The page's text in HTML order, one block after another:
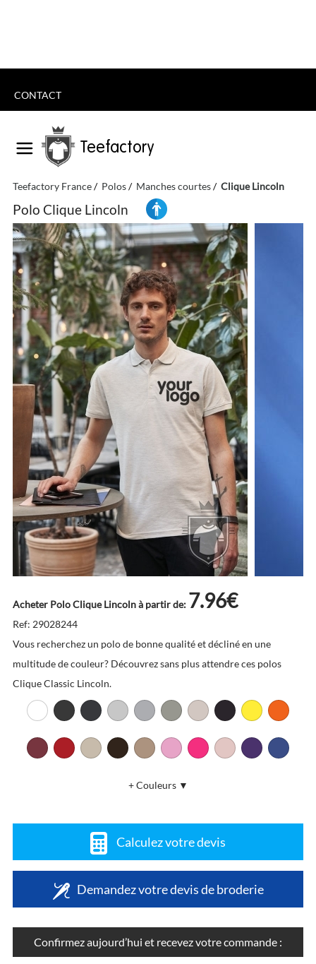
CONTACT
Teefactory
Teefactory France Polos Manches courtes Clique Lincoln
Polo Clique Lincoln
Acheter Polo Clique Lincoln à partir de: 7.96€
Ref: 29028244
Vous recherchez un polo de bonne qualité et décliné en une
multitude de couleur? Découvrez sans plus attendre ces polos
Clique Classic Lincoln.
+ Couleurs ▼
Calculez votre devis
Demandez votre devis de broderie
Confirmez aujourd’hui et recevez votre commande :